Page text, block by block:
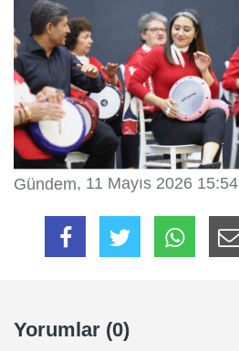
Gündem, 11 Mayıs 2026 15:54
Yorumlar (0)